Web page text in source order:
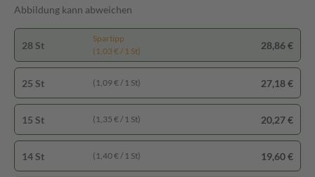
Abbildung kann abweichen
28 St
Spartipp
(1,03 € / 1 St)
28,86 €
25 St (1,09 € / 1 St) 27,18 €
15 St (1,35 € / 1 St) 20,27 €
14 St (1,40 € / 1 St) 19,60 €